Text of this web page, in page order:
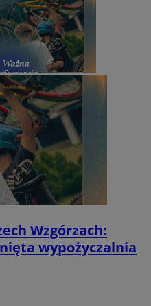
Wzgórzach:
wypożyczalnia